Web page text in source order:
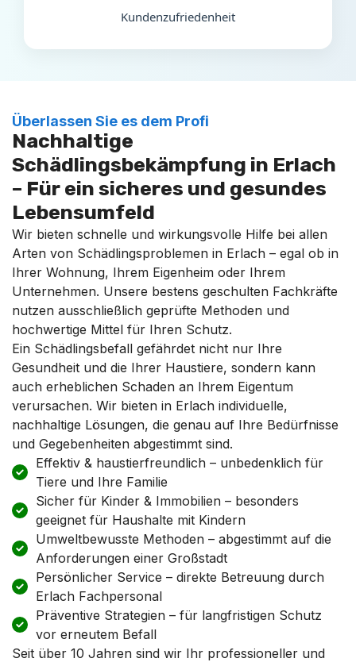
Kundenzufriedenheit
Überlassen Sie es dem Profi
Nachhaltige
Schädlingsbekämpfung in Erlach
– Für ein sicheres und gesundes
Lebensumfeld
Wir bieten schnelle und wirkungsvolle Hilfe bei allen
Arten von Schädlingsproblemen in Erlach – egal ob in
Ihrer Wohnung, Ihrem Eigenheim oder Ihrem
Unternehmen. Unsere bestens geschulten Fachkräfte
nutzen ausschließlich geprüfte Methoden und
hochwertige Mittel für Ihren Schutz.
Ein Schädlingsbefall gefährdet nicht nur Ihre
Gesundheit und die Ihrer Haustiere, sondern kann
auch erheblichen Schaden an Ihrem Eigentum
verursachen. Wir bieten in Erlach individuelle,
nachhaltige Lösungen, die genau auf Ihre Bedürfnisse
und Gegebenheiten abgestimmt sind.
Effektiv & haustierfreundlich – unbedenklich für
Tiere und Ihre Familie
Sicher für Kinder & Immobilien – besonders
geeignet für Haushalte mit Kindern
Umweltbewusste Methoden – abgestimmt auf die
Anforderungen einer Großstadt
Persönlicher Service – direkte Betreuung durch
Erlach Fachpersonal
Präventive Strategien – für langfristigen Schutz
vor erneutem Befall
Seit über 10 Jahren sind wir Ihr professioneller und